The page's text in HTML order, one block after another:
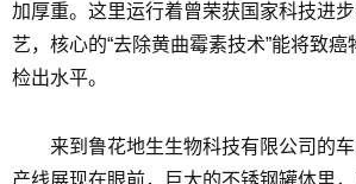
加厚重。这里运行着曾荣获国家科技进
艺，核心的“去除黄曲霉素技术”能将致
检出水平。
来到鲁花地生生物科技有限公司的
产线展现在眼前，巨大的不锈钢罐体里